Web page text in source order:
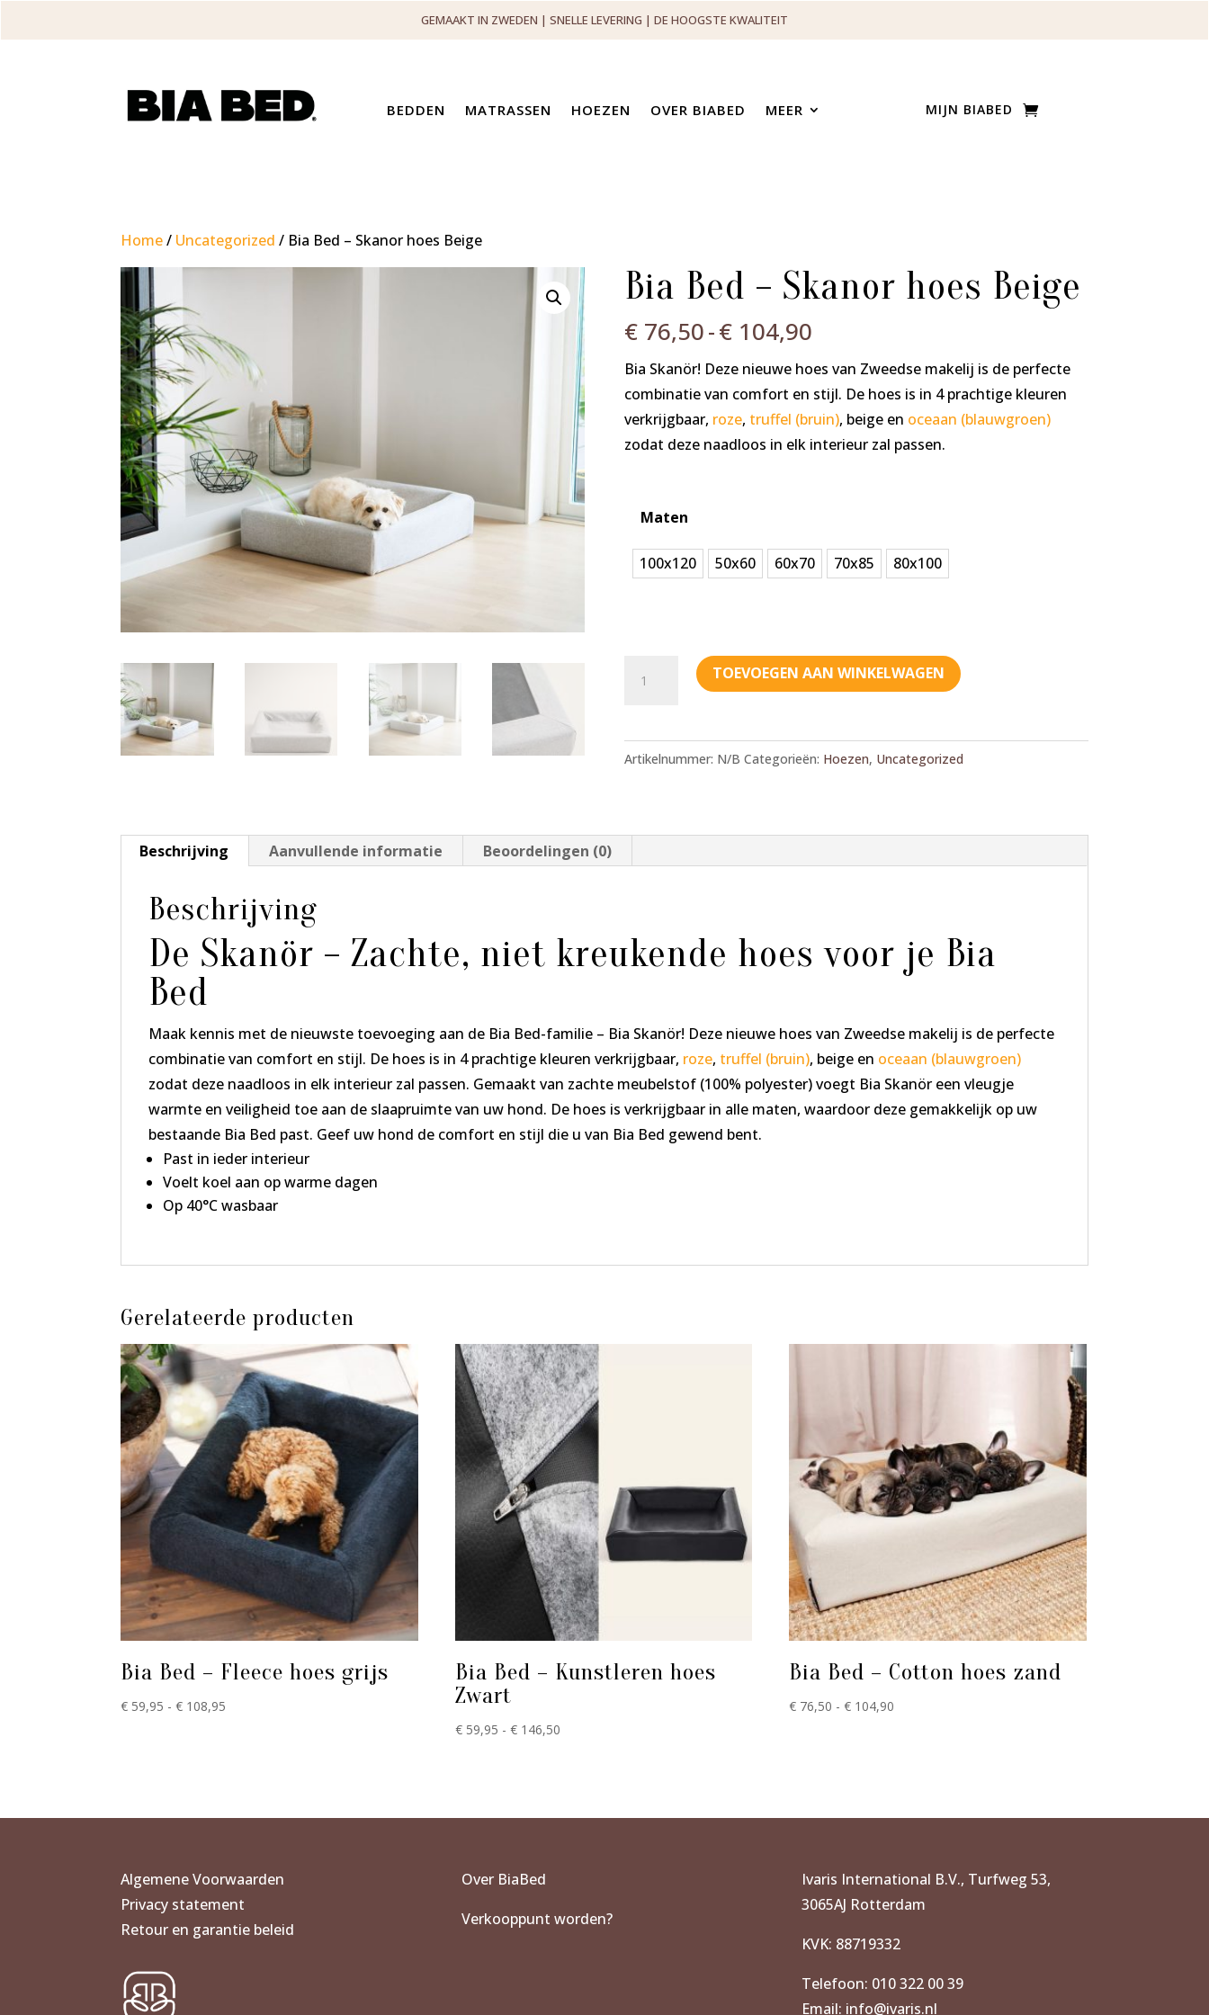
GEMAAKT IN ZWEDEN | SNELLE LEVERING | DE HOOGSTE KWALITEIT
BEDDEN MATRASSEN HOEZEN OVER BIABED MEER MIJN BIABED
Home/ Uncategorized / Bia Bed – Skanor hoes Beige
Bia Bed – Skanor hoes Beige
€76,50-€104,90Prijsklasse:
€ 76,50
tot
€ 104,90
Bia Skanör! Deze nieuwe hoes van Zweedse makelij is de perfecte
combinatie van comfort en stijl. De hoes is in 4 prachtige kleuren
verkrijgbaar, roze, truffel (bruin), beige en oceaan (blauwgroen)
zodat deze naadloos in elk interieur zal passen.
Maten
100x120 50x60 60x70 70x85 80x100
Bed
Skanor
hoes
TOEVOEGEN AAN WINKELWAGEN
Artikelnummer: N/B Categorieën: Hoezen, Uncategorized
Beschrijving Aanvullende informatie Beoordelingen (0)
Beschrijving
De Skanör – Zachte, niet kreukende hoes voor je Bia
Bed
Maak kennis met de nieuwste toevoeging aan de Bia Bed-familie – Bia Skanör! Deze nieuwe hoes van Zweedse makelij is de perfecte
combinatie van comfort en stijl. De hoes is in 4 prachtige kleuren verkrijgbaar, roze, truffel (bruin), beige en oceaan (blauwgroen)
zodat deze naadloos in elk interieur zal passen. Gemaakt van zachte meubelstof (100% polyester) voegt Bia Skanör een vleugje
warmte en veiligheid toe aan de slaapruimte van uw hond. De hoes is verkrijgbaar in alle maten, waardoor deze gemakkelijk op uw
bestaande Bia Bed past. Geef uw hond de comfort en stijl die u van Bia Bed gewend bent.
Past in ieder interieur
Voelt koel aan op warme dagen
Op 40°C wasbaar
Gerelateerde producten
Bia Bed – Fleece hoes grijs
€ 59,95 - € 108,95
Bia Bed – Kunstleren hoes
Zwart
€59,95 - €146,50Prijsklasse:
Bia Bed – Cotton hoes zand
€ 76,50 - € 104,90
Algemene Voorwaarden
Privacy statement
Retour en garantie beleid
Over BiaBed
Verkooppunt worden?
Ivaris International B.V., Turfweg 53,
3065AJ Rotterdam
KVK: 88719332
Telefoon: 010 322 00 39
Email: info@ivaris.nl